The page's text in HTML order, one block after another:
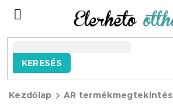
tartalomhoz
KERESÉS
Kezdőlap AR termékmegtekintés